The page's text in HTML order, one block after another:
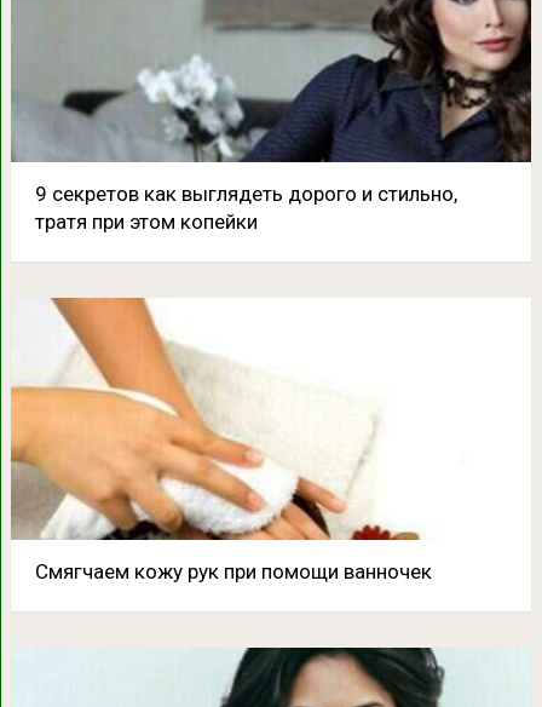
9 секретов как выглядеть дорого и стильно,
тратя при этом копейки
Смягчаем кожу рук при помощи ванночек